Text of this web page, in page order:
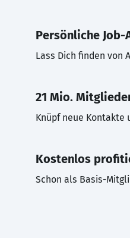
Persönliche Job-
Lass Dich finden von
21 Mio.
Knüpf neue Kontakte
Kostenlos
Schon als Basis-